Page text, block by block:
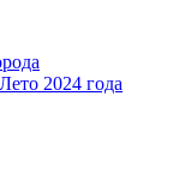
2024 года